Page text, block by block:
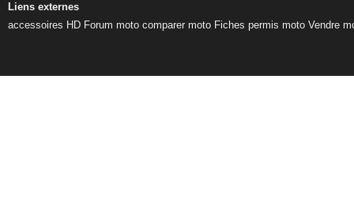
Liens externes
accessoires HD Forum moto comparer moto Fiches permis moto Vendre